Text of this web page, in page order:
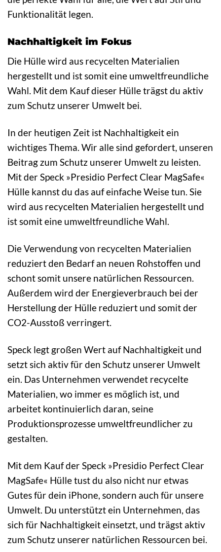
Funktionalität legen.
Nachhaltigkeit im Fokus
Die Hülle wird aus recycelten Materialien
hergestellt und ist somit eine umweltfreundliche
Wahl. Mit dem Kauf dieser Hülle trägst du aktiv
zum Schutz unserer Umwelt bei.
In der heutigen Zeit ist Nachhaltigkeit ein
wichtiges Thema. Wir alle sind gefordert, unseren
Beitrag zum Schutz unserer Umwelt zu leisten.
Mit der Speck »Presidio Perfect Clear MagSafe«
Hülle kannst du das auf einfache Weise tun. Sie
wird aus recycelten Materialien hergestellt und
ist somit eine umweltfreundliche Wahl.
Die Verwendung von recycelten Materialien
reduziert den Bedarf an neuen Rohstoffen und
schont somit unsere natürlichen Ressourcen.
Außerdem wird der Energieverbrauch bei der
Herstellung der Hülle reduziert und somit der
CO2-Ausstoß verringert.
Speck legt großen Wert auf Nachhaltigkeit und
setzt sich aktiv für den Schutz unserer Umwelt
ein. Das Unternehmen verwendet recycelte
Materialien, wo immer es möglich ist, und
arbeitet kontinuierlich daran, seine
Produktionsprozesse umweltfreundlicher zu
gestalten.
Mit dem Kauf der Speck »Presidio Perfect Clear
MagSafe« Hülle tust du also nicht nur etwas
Gutes für dein iPhone, sondern auch für unsere
Umwelt. Du unterstützt ein Unternehmen, das
sich für Nachhaltigkeit einsetzt, und trägst aktiv
zum Schutz unserer natürlichen Ressourcen bei.